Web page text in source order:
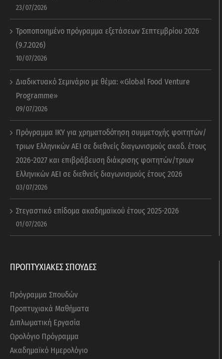
23/07/2026
Τροποποιημένο πρόγραμμα εξετάσεων Σεπτεμβρίου 2026
(9.7.2026)
10/07/2026
Διαδικτυακό Σεμινάριο με θέμα: «Global Food Venture
Programme»
09/07/2026
Πρόγραμμα ΙΚΥ για χρηματοδότηση συμμετοχής φοιτητών/
τριων Ελληνικών ΑΕΙ σε διεθνείς διαγωνισμούς ακαδ. έτους
2026-2027 και επιβράβευση διάκρισης φοιτητών/τριων
Ελληνικών ΑΕΙ σε διεθνείς διαγωνισμούς έτους 2026
03/07/2026
Στεγαστικό επίδομα ακαδημαϊκού έτους 2025-2026
01/07/2026
ΠΡΟΠΤΥΧΙΑΚΕΣ ΣΠΟΥΔΕΣ
Πρόγραμμα Σπουδών
Προπτυχιακά Μαθήματα
Διπλωματική Εργασία
Ωρολόγιο Πρόγραμμα
Ακαδημαϊκό Ημερολόγιο